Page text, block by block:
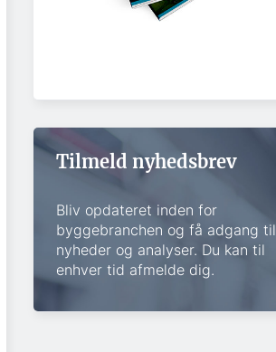
Tilmeld nyhedsbrev
Bliv opdateret inden for
byggebranchen og få adgang til
nyheder og analyser. Du kan til
enhver tid afmelde dig.